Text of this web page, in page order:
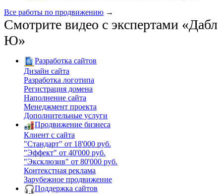
Все работы по продвижению →
Смотрите видео с экспертами «Дабл
Ю»
Разработка сайтов
Дизайн сайта
Разработка логотипа
Регистрация домена
Наполнение сайта
Менеджмент проекта
Дополнительные услуги
Продвижение бизнеса
Клиент с сайта
"Стандарт" от 18'000 руб.
"Эффект" от 40'000 руб.
"Эксклюзив" от 80'000 руб.
Контекстная реклама
Зарубежное продвижение
Поддержка сайтов